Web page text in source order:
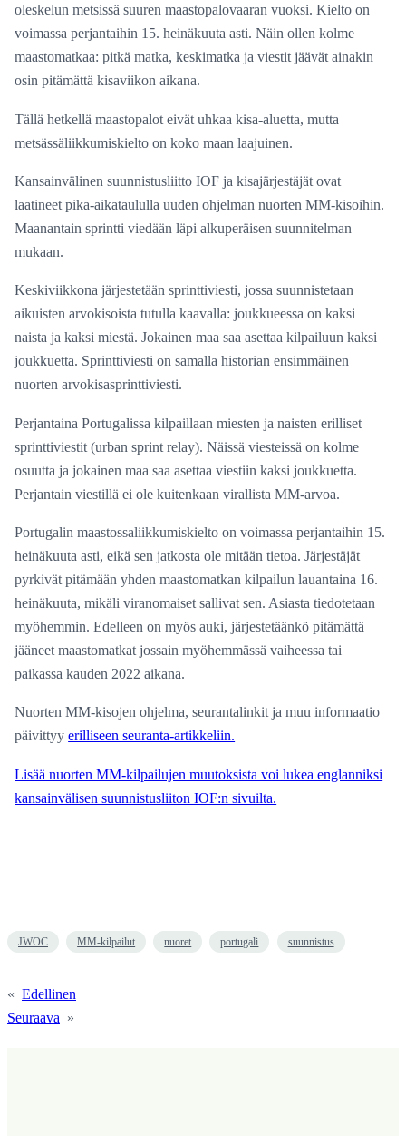
oleskelun metsissä suuren maastopalovaaran vuoksi. Kielto on
voimassa perjantaihin 15. heinäkuuta asti. Näin ollen kolme
maastomatkaa: pitkä matka, keskimatka ja viestit jäävät ainakin
osin pitämättä kisaviikon aikana.
Tällä hetkellä maastopalot eivät uhkaa kisa-aluetta, mutta
metsässäliikkumiskielto on koko maan laajuinen.
Kansainvälinen suunnistusliitto IOF ja kisajärjestäjät ovat
laatineet pika-aikataululla uuden ohjelman nuorten MM-kisoihin.
Maanantain sprintti viedään läpi alkuperäisen suunnitelman
mukaan.
Keskiviikkona järjestetään sprinttiviesti, jossa suunnistetaan
aikuisten arvokisoista tutulla kaavalla: joukkueessa on kaksi
naista ja kaksi miestä. Jokainen maa saa asettaa kilpailuun kaksi
joukkuetta. Sprinttiviesti on samalla historian ensimmäinen
nuorten arvokisasprinttiviesti.
Perjantaina Portugalissa kilpaillaan miesten ja naisten erilliset
sprinttiviestit (urban sprint relay). Näissä viesteissä on kolme
osuutta ja jokainen maa saa asettaa viestiin kaksi joukkuetta.
Perjantain viestillä ei ole kuitenkaan virallista MM-arvoa.
Portugalin maastossaliikkumiskielto on voimassa perjantaihin 15.
heinäkuuta asti, eikä sen jatkosta ole mitään tietoa. Järjestäjät
pyrkivät pitämään yhden maastomatkan kilpailun lauantaina 16.
heinäkuuta, mikäli viranomaiset sallivat sen. Asiasta tiedotetaan
myöhemmin. Edelleen on myös auki, järjestetäänkö pitämättä
jääneet maastomatkat jossain myöhemmässä vaiheessa tai
paikassa kauden 2022 aikana.
Nuorten MM-kisojen ohjelma, seurantalinkit ja muu informaatio
päivittyyerilliseen seuranta-artikkeliin.
Lisää nuorten MM-kilpailujen muutoksista voi lukea englanniksi
kansainvälisen suunnistusliiton IOF:n sivuilta.
JWOC MM-kilpailut nuoret portugali suunnistus
« Edellinen
Seuraava »